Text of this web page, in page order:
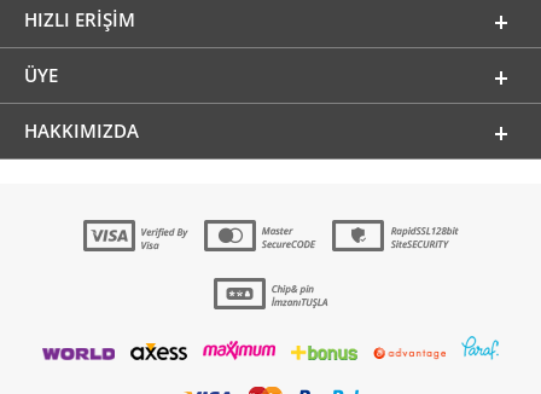
HIZLI ERIŞIM
ÜYE
HAKKIMIZDA